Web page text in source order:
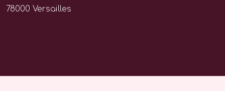
78000 Versailles